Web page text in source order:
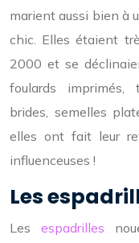
marient aussi bien à
chic. Elles étaient
2000 et se
foulards imprimés,
brides, semelles
elles ont fait leur
influenceuses !
Les
Les espadrilles